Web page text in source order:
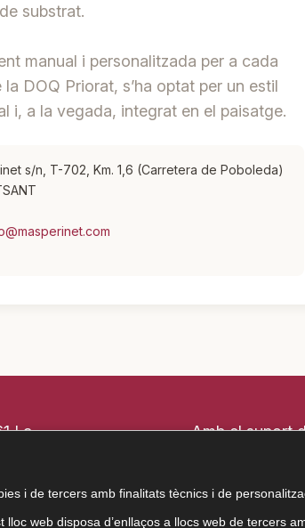
substrat.
manual i personalitzada per a cada
DOQ Priorat, s’ha optat per un estil
i, a la vegada, integrat en el paisatge.
s/n, T-702, Km. 1,6 (Carretera de Poboleda)
La
Amb el suport
i de tercers amb finalitats tècnics i de
web disposa d’enllaços a llocs web de tercers